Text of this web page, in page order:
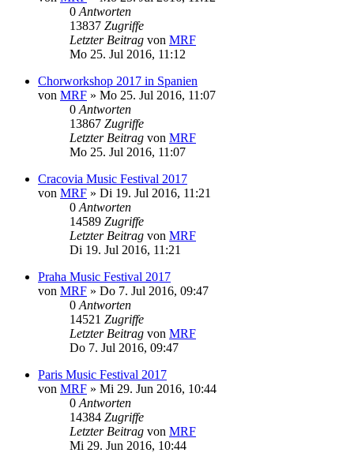
0 Antworten
13837 Zugriffe
Letzter Beitrag von MRF
Mo 25. Jul 2016, 11:12
Chorworkshop 2017 in Spanien
von MRF » Mo 25. Jul 2016, 11:07
0 Antworten
13867 Zugriffe
Letzter Beitrag von MRF
Mo 25. Jul 2016, 11:07
Cracovia Music Festival 2017
von MRF » Di 19. Jul 2016, 11:21
0 Antworten
14589 Zugriffe
Letzter Beitrag von MRF
Di 19. Jul 2016, 11:21
Praha Music Festival 2017
von MRF » Do 7. Jul 2016, 09:47
0 Antworten
14521 Zugriffe
Letzter Beitrag von MRF
Do 7. Jul 2016, 09:47
Paris Music Festival 2017
von MRF » Mi 29. Jun 2016, 10:44
0 Antworten
14384 Zugriffe
Letzter Beitrag von MRF
Mi 29. Jun 2016, 10:44